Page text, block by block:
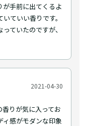
手前に出てくるよ
ていい香りです。
ていたのですが、
2021-04-30
りが気に入ってお
感がモダンな印象